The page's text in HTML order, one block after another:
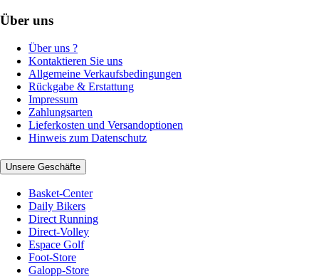
Über uns
Über uns ?
Kontaktieren Sie uns
Allgemeine Verkaufsbedingungen
Rückgabe & Erstattung
Impressum
Zahlungsarten
Lieferkosten und Versandoptionen
Hinweis zum Datenschutz
Unsere Geschäfte
Basket-Center
Daily Bikers
Direct Running
Direct-Volley
Espace Golf
Foot-Store
Galopp-Store